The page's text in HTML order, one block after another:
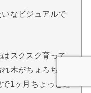
なビジュアルで
スクスク育って
木がちょろちょ
1ヶ月ちょっと過